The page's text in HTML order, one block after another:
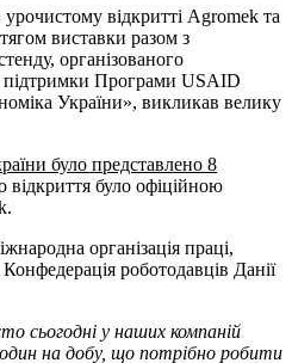
відкритті Agromek та
виставки разом з
організованого
підтримки Програми USAID
України», викликав велику
було представлено 8
відкриття було офіційною
організація праці,
роботодавців Данії
сьогодні у наших компаній
на добу, що потрібно робити